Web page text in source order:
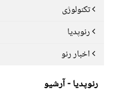
تکنولوژی
رنوپدیا
اخبار رنو
رنوپدیا - آرشیو